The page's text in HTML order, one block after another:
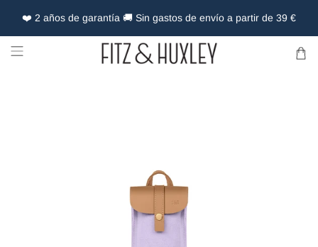
❤️ 2 años de garantía 🚚 Sin gastos de envío a partir de 39 €